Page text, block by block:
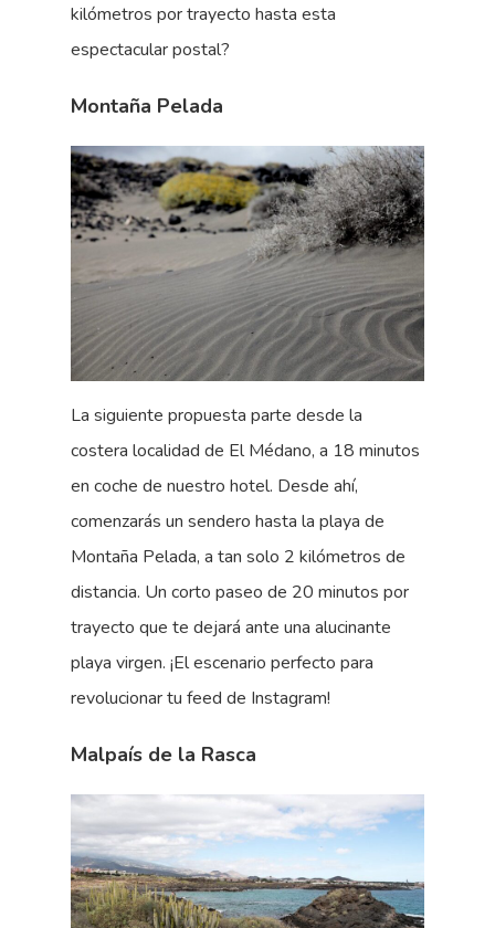
kilómetros por trayecto hasta esta
espectacular postal?
Montaña Pelada
La siguiente propuesta parte desde la
costera localidad de El Médano, a 18 minutos
en coche de nuestro hotel. Desde ahí,
comenzarás un sendero hasta la playa de
Montaña Pelada, a tan solo 2 kilómetros de
distancia. Un corto paseo de 20 minutos por
trayecto que te dejará ante una alucinante
playa virgen. ¡El escenario perfecto para
revolucionar tu feed de Instagram!
Malpaís de la Rasca